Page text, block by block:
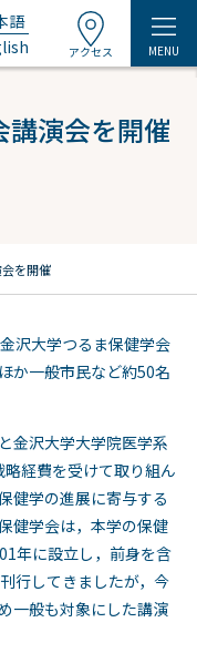
語
アクセス MENU
講演会を開催
を開催
沢大学つるま保健学会
か一般市民など約50名
金沢大学大学院医学系
経費を受けて取り組ん
健学の進展に寄与する
健学会は，本学の保健
年に設立し，前身を含
行してきましたが，今
一般も対象にした講演